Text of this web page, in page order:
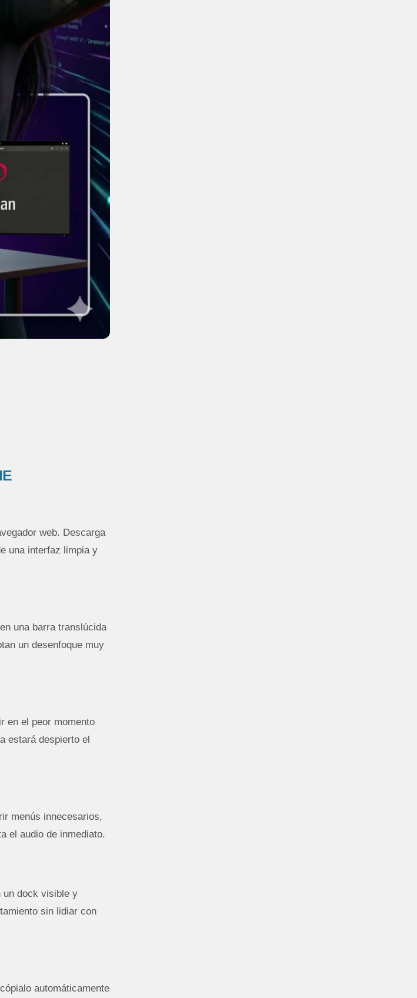
web. Descarga
una interfaz limpia y
una barra translúcida
un desenfoque muy
en el peor momento
estará despierto el
menús innecesarios,
el audio de inmediato.
un dock visible y
sin lidiar con
automáticamente